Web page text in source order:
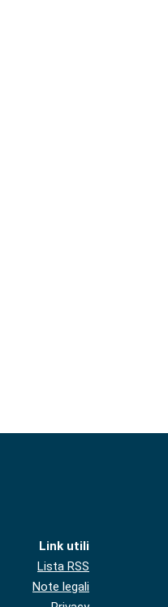
Link utili
Lista RSS
Note legali